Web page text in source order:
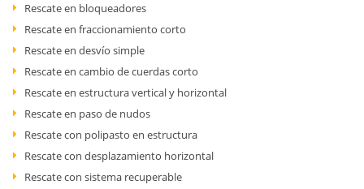
Rescate en bloqueadores
Rescate en fraccionamiento corto
Rescate en desvío simple
Rescate en cambio de cuerdas corto
Rescate en estructura vertical y horizontal
Rescate en paso de nudos
Rescate con polipasto en estructura
Rescate con desplazamiento horizontal
Rescate con sistema recuperable